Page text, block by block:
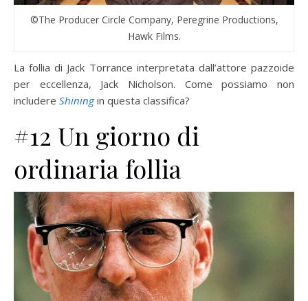
©The Producer Circle Company, Peregrine Productions,
Hawk Films.
La follia di Jack Torrance interpretata dall’attore pazzoide
per eccellenza, Jack Nicholson. Come possiamo non
includere Shining in questa classifica?
#12 Un giorno di
ordinaria follia